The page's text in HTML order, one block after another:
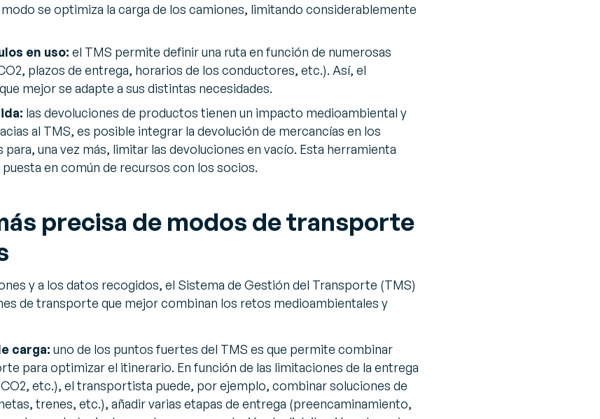
se optimiza la carga de los camiones, limitando considerablemente
en uso: el TMS permite definir una ruta en función de numerosas
plazos de entrega, horarios de los conductores, etc.). Así, el
mejor se adapte a sus distintas necesidades.
las devoluciones de productos tienen un impacto medioambiental y
al TMS, es posible integrar la devolución de mercancías en los
una vez más, limitar las devoluciones en vacío. Esta herramienta
en común de recursos con los socios.
precisa de modos de transporte
y a los datos recogidos, el Sistema de Gestión del Transporte (TMS)
de transporte que mejor combinan los retos medioambientales y
carga: uno de los puntos fuertes del TMS es que permite combinar
para optimizar el itinerario. En función de las limitaciones de la entrega
etc.), el transportista puede, por ejemplo, combinar soluciones de
trenes, etc.), añadir varias etapas de entrega (preencaminamiento,